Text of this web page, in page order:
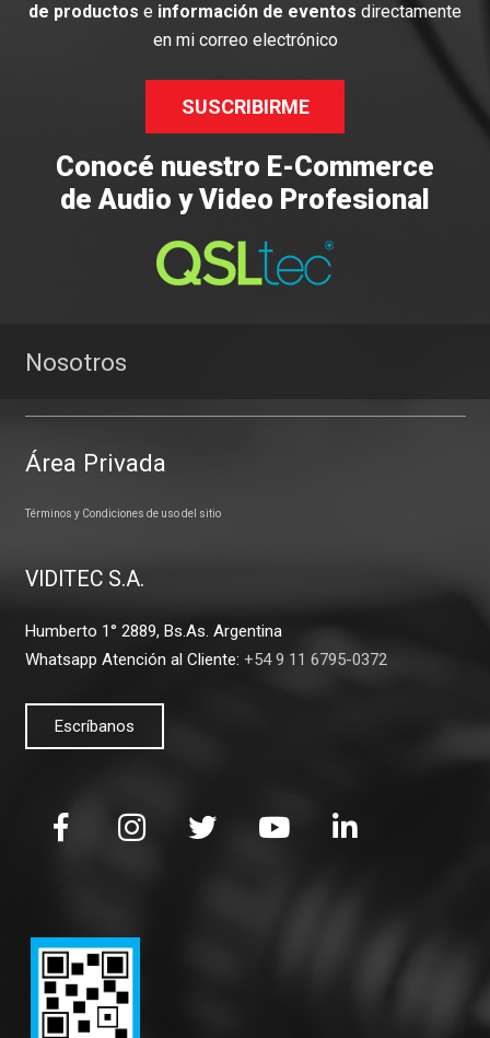
de productos e información de eventos directamente
en mi correo electrónico
SUSCRIBIRME
Conocé nuestro E-Commerce
de Audio y Video Profesional
Nosotros
Área Privada
Términos y Condiciones de uso del sitio
VIDITEC S.A.
Humberto 1° 2889, Bs.As. Argentina
Whatsapp Atención al Cliente: +54 9 11 6795-0372
Escríbanos